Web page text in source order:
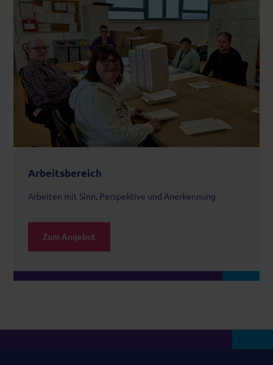
Arbeitsbereich
Arbeiten mit Sinn, Perspektive und Anerkennung
Zum Angebot